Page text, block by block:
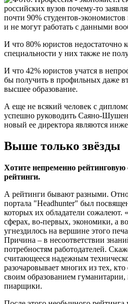
российских вузов почему-то
почти 90% студентов-
и не могут работать с данными
И что 80% юристов недостаточно
специальности у них также не
И что 42% юристов учатся в
бы получить в профильных даже
высшее образование.
А еще не всякий человек с
успешно руководить Саяно-
новый ее директора являются
Выше только звёзды
Хотите непременно рейтинговую
рейтинги.
А рейтинги бывают разными.
портала "Headhunter" был
которых их обладатели сожалеют.
сферах, во-первых, экономики, а
угнездилось на вершине этого
Причина – в несоответствии
потребностям работодателей.
считающееся надежным
разочаровывает многих из тех,
своим образованием
пиарщики.